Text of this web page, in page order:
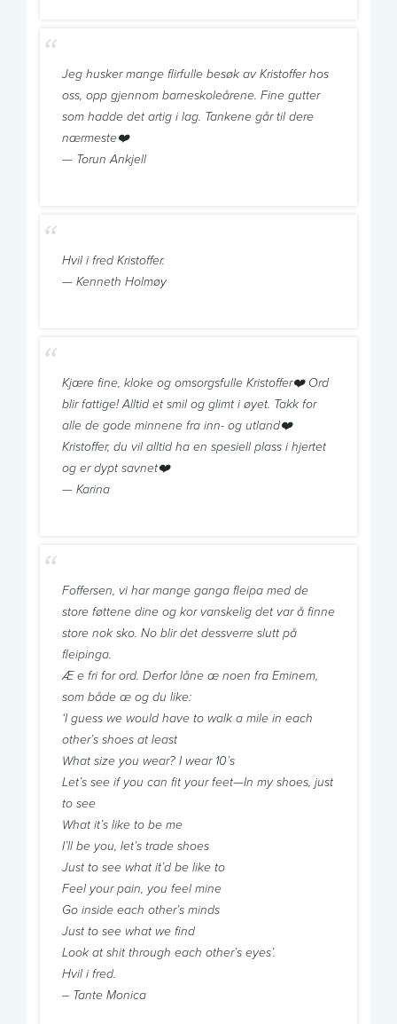
Jeg husker mange flirfulle besøk av Kristoffer hos
oss, opp gjennom barneskoleårene. Fine gutter
som hadde det artig i lag. Tankene går til dere
nærmeste❤️
— Torun Ankjell
Hvil i fred Kristoffer.
— Kenneth Holmøy
Kjære fine, kloke og omsorgsfulle Kristoffer❤️ Ord
blir fattige! Alltid et smil og glimt i øyet. Takk for
alle de gode minnene fra inn- og utland❤️
Kristoffer, du vil alltid ha en spesiell plass i hjertet
og er dypt savnet❤️
— Karina
Foffersen, vi har mange ganga fleipa med de
store føttene dine og kor vanskelig det var å finne
store nok sko. No blir det dessverre slutt på
fleipinga.
Æ e fri for ord. Derfor låne æ noen fra Eminem,
som både æ og du like:
‘I guess we would have to walk a mile in each
other’s shoes at least
What size you wear? I wear 10’s
Let’s see if you can fit your feet—In my shoes, just
to see
What it’s like to be me
I’ll be you, let’s trade shoes
Just to see what it’d be like to
Feel your pain, you feel mine
Go inside each other’s minds
Just to see what we find
Look at shit through each other’s eyes’.
Hvil i fred.
– Tante Monica